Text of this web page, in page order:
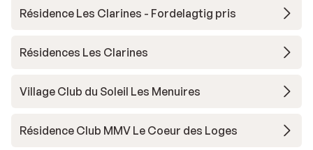
Résidence Les Clarines - Fordelagtig pris
Résidences Les Clarines
Village Club du Soleil Les Menuires
Résidence Club MMV Le Coeur des Loges